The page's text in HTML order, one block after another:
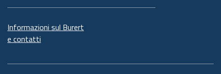
Informazioni sul Burert
e contatti